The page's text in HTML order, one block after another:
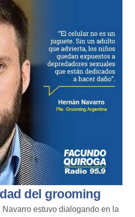
del grooming
Navarro estuvo dialogando en la